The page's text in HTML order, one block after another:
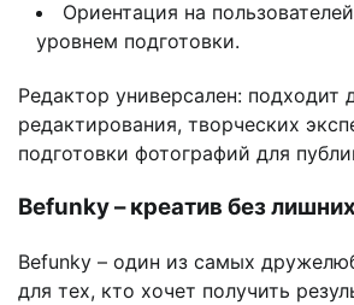
Ориентация на
уровнем подготовки.
Редактор универсален: подходит
редактирования, творческих
подготовки фотографий для
Befunky – креатив без
Befunky – один из самых
для тех, кто хочет получить